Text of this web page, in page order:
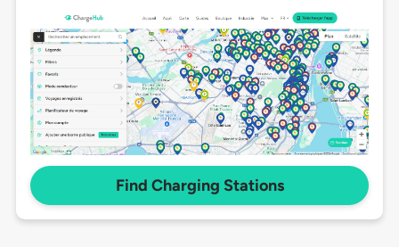
Find Charging Stations